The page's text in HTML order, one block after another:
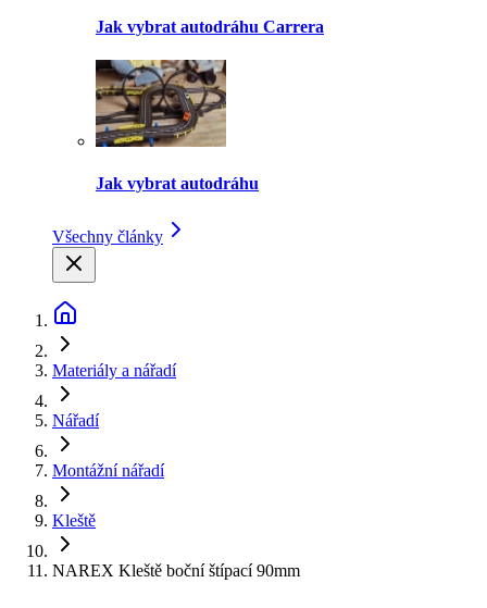
Jak vybrat autodráhu Carrera
Jak vybrat autodráhu
Všechny články
Materiály a nářadí
Nářadí
Montážní nářadí
Kleště
NAREX Kleště boční štípací 90mm